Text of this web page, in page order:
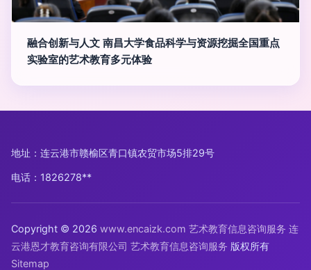
融合创新与人文 南昌大学食品科学与资源挖掘全国重点
实验室的艺术教育多元体验
地址：连云港市赣榆区青口镇农贸市场5排29号
电话：1826278**
Copyright © 2026 www.encaizk.com 艺术教育信息咨询服务 连
云港恩才教育咨询有限公司 艺术教育信息咨询服务 版权所有
Sitemap